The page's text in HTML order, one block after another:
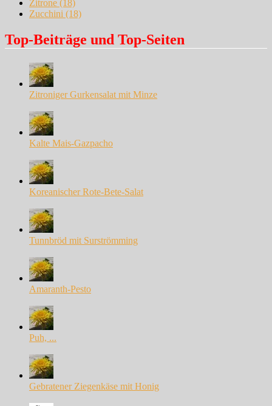
Zitrone (18)
Zucchini (18)
Top-Beiträge und Top-Seiten
Zitroniger Gurkensalat mit Minze
Kalte Mais-Gazpacho
Koreanischer Rote-Bete-Salat
Tunnbröd mit Surströmming
Amaranth-Pesto
Puh, ...
Gebratener Ziegenkäse mit Honig